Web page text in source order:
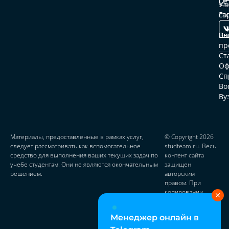
Менеджер онлайн в
Материалы, предоставленные в рамках услуг,
следует рассматривать как вспомогательное
средство для выполнения ваших текущих задач по
учебе студентам. Они не являются окончательным
решением.
© Copyright 2026
studteam.ru. Весь
контент сайта
защищен
авторским
правом. При
копировании
ссылку на